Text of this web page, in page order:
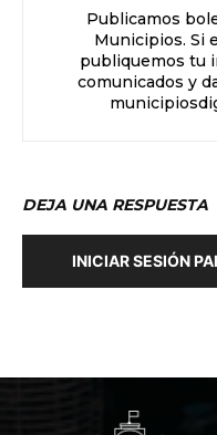
Publicamos
Municipios. Si
publiquemos tu
comunicados y
DEJA UNA RESPUESTA
INICIAR SESIÓN